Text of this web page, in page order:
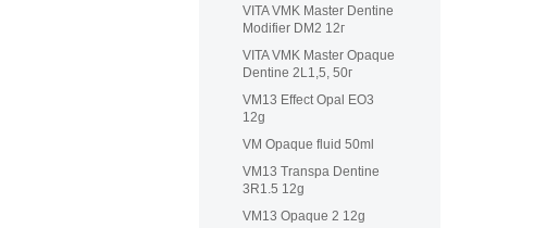
VITA VMK Master Dentine
Modifier DM2 12г
VITA VMK Master Opaque
Dentine 2L1,5, 50г
VM13 Effect Opal EO3
12g
VM Opaque fluid 50ml
VM13 Transpa Dentine
3R1.5 12g
VM13 Opaque 2 12g